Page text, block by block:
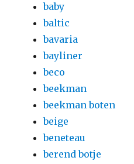
baby
baltic
bavaria
bayliner
beco
beekman
beekman boten
beige
beneteau
berend botje